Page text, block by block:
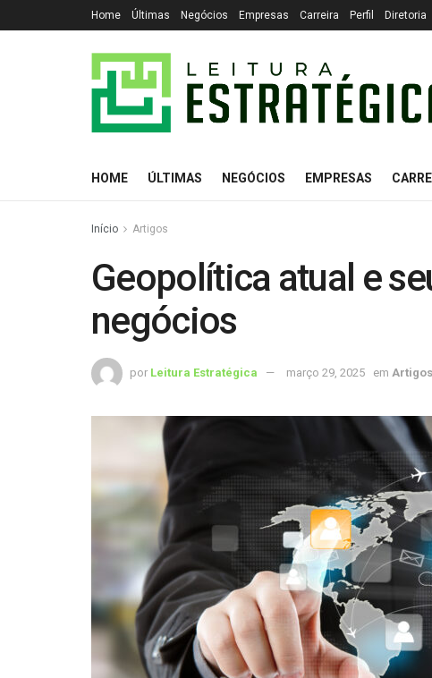
Home Últimas Negócios Empresas Carreira Perfil Diretoria
HOME ÚLTIMAS NEGÓCIOS EMPRESAS
Início Artigos
Geopolítica atual e
negócios
por Leitura Estratégica março 29, 2025 em Artigos